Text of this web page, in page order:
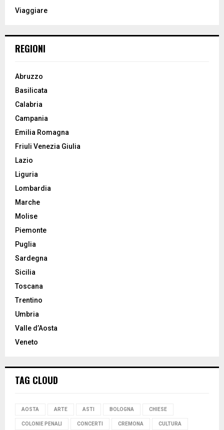
Viaggiare
REGIONI
Abruzzo
Basilicata
Calabria
Campania
Emilia Romagna
Friuli Venezia Giulia
Lazio
Liguria
Lombardia
Marche
Molise
Piemonte
Puglia
Sardegna
Sicilia
Toscana
Trentino
Umbria
Valle d’Aosta
Veneto
TAG CLOUD
AOSTA ARTE ASTI BOLOGNA CHIESE
COLONIE PENALI CONCERTI CREMONA CULTURA